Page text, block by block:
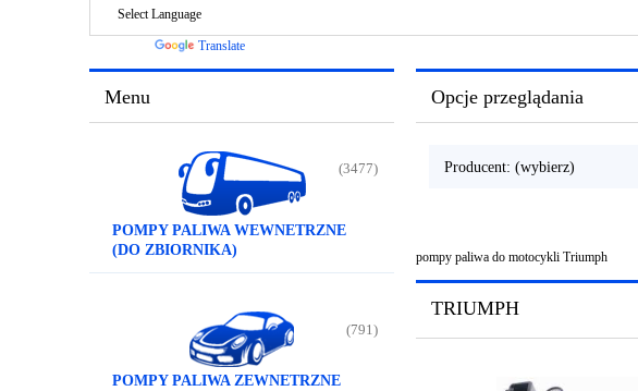
Translate
Menu
POMPY PALIWA WEWNETRZNE
(DO ZBIORNIKA)
(3477)
POMPY PALIWA ZEWNETRZNE
(791)
Opcje przeglądania
Producent: (wybierz)
pompy paliwa do motocykli Triumph
TRIUMPH